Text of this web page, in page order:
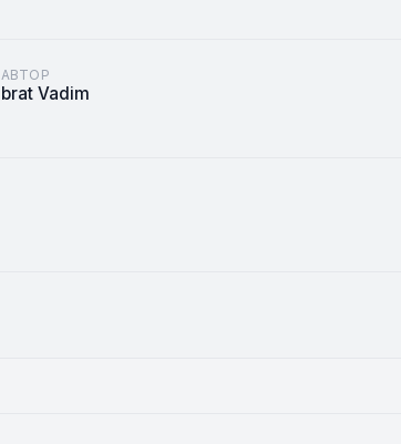
АВТОР
brat Vadim